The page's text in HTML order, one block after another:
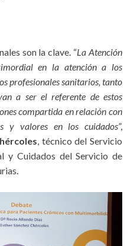
son la clave. “La Atención
en la atención a los
profesionales sanitarios, tanto
a ser el referente de estos
compartida en relación con
y valores en los cuidados”,
, técnico del Servicio
y Cuidados del Servicio de